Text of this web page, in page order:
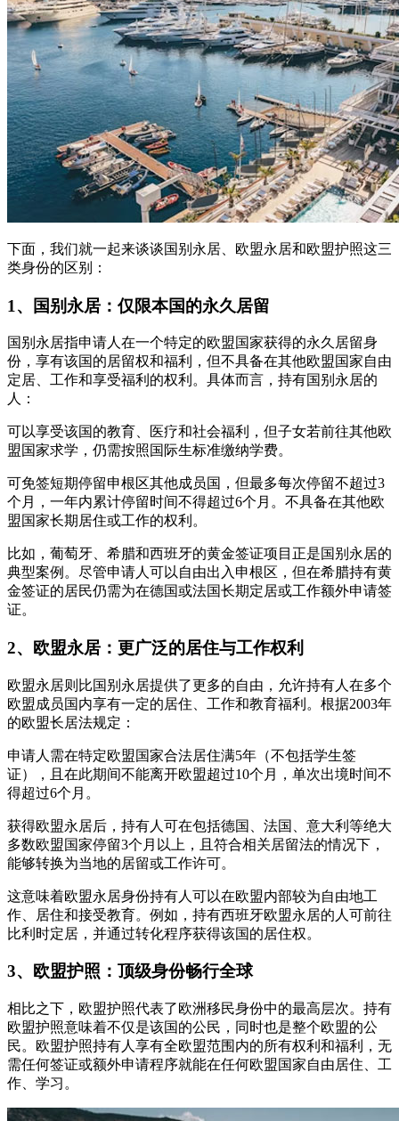
下面，我们就一起来谈谈国别永居、欧盟永居和欧盟护照这三
类身份的区别：
1、国别永居：仅限本国的永久居留
国别永居指申请人在一个特定的欧盟国家获得的永久居留身
份，享有该国的居留权和福利，但不具备在其他欧盟国家自由
定居、工作和享受福利的权利。具体而言，持有国别永居的
人：
可以享受该国的教育、医疗和社会福利，但子女若前往其他欧
盟国家求学，仍需按照国际生标准缴纳学费。
可免签短期停留申根区其他成员国，但最多每次停留不超过3
个月，一年内累计停留时间不得超过6个月。不具备在其他欧
盟国家长期居住或工作的权利。
比如，葡萄牙、希腊和西班牙的黄金签证项目正是国别永居的
典型案例。尽管申请人可以自由出入申根区，但在希腊持有黄
金签证的居民仍需为在德国或法国长期定居或工作额外申请签
证。
2、欧盟永居：更广泛的居住与工作权利
欧盟永居则比国别永居提供了更多的自由，允许持有人在多个
欧盟成员国内享有一定的居住、工作和教育福利。根据2003年
的欧盟长居法规定：
申请人需在特定欧盟国家合法居住满5年（不包括学生签
证），且在此期间不能离开欧盟超过10个月，单次出境时间不
得超过6个月。
获得欧盟永居后，持有人可在包括德国、法国、意大利等绝大
多数欧盟国家停留3个月以上，且符合相关居留法的情况下，
能够转换为当地的居留或工作许可。
这意味着欧盟永居身份持有人可以在欧盟内部较为自由地工
作、居住和接受教育。例如，持有西班牙欧盟永居的人可前往
比利时定居，并通过转化程序获得该国的居住权。
3、欧盟护照：顶级身份畅行全球
相比之下，欧盟护照代表了欧洲移民身份中的最高层次。持有
欧盟护照意味着不仅是该国的公民，同时也是整个欧盟的公
民。欧盟护照持有人享有全欧盟范围内的所有权利和福利，无
需任何签证或额外申请程序就能在任何欧盟国家自由居住、工
作、学习。